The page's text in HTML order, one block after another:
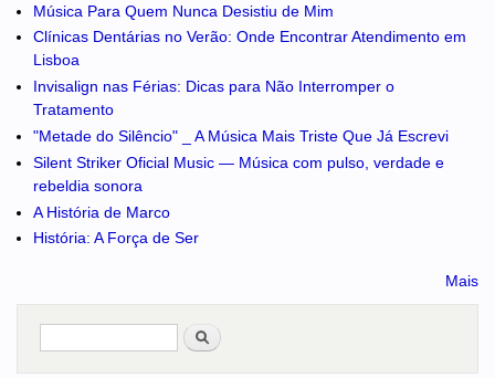
Música Para Quem Nunca Desistiu de Mim
Clínicas Dentárias no Verão: Onde Encontrar Atendimento em
Lisboa
Invisalign nas Férias: Dicas para Não Interromper o
Tratamento
"Metade do Silêncio" _ A Música Mais Triste Que Já Escrevi
Silent Striker Oficial Music — Música com pulso, verdade e
rebeldia sonora
A História de Marco
História: A Força de Ser
Mais
Pesquisar